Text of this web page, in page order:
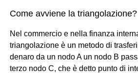
Come avviene la triangolazione?
Nel commercio e nella finanza
triangolazione è un metodo di
denaro da un nodo A un nodo B
terzo nodo C, che è detto punto di